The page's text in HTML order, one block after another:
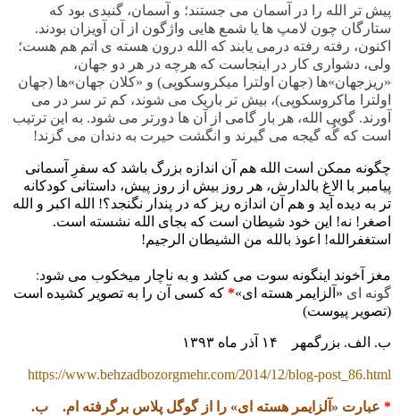
پیش تر الله را در آسمان می جستند؛ و آسمان، گنبدی بود که
ستارگان چون لامپ ها یا شمع هایی واژگون از آن آویزان بودند.
اکنون، رفته رفته درمی یابند که الله درون هسته ی اتم هم هست؛
ولی، دشواری کار در اینجاست که هرچه در هر دو جهان،
«ریزجهان»ها (جهان اولترا میکروسکوپی) و «کلان جهان»ها (جهان
اولترا ماکروسکوپی)، بیش تر باریک می شوند، کم تر سر در می
آورند. گویی الله، هر بار گامی از آن ها دورتر می شود. به این ترتیب
است که گُه گیجه می گیرند و انگشت حیرت به دندان می گزند!
چگونه ممکن است الله هم آن اندازه بزرگ باشد که سفرِ آسمانی
پیامبر با الاغ بالدارش، هر روز بیش از روز پیش، داستانی کودکانه
تر به دیده آید و هم آن اندازه ریز که در پندار نگنجد؟! الله اکبر و الله
اصغر! نه! این خود شیطان است که بجای الله نشسته است.
استغفرالله! اعوذ بالله من الشیطان الرجیم!
مغز آخوند اینگونه سوت می کشد و به ناچار میخکوب می شود:
گونه ای «آلزایمر هسته ای»* که کسی آن را به تصویر کشیده است
(تصویر پیوست)
ب. الف. بزرگمهر ۱۴ آذر ماه ۱۳۹۳
https://www.behzadbozorgmehr.com/2014/12/blog-post_86.html
* عبارت «آلزایمر هسته ای» را از گوگل پلاس برگرفته ام. ب.